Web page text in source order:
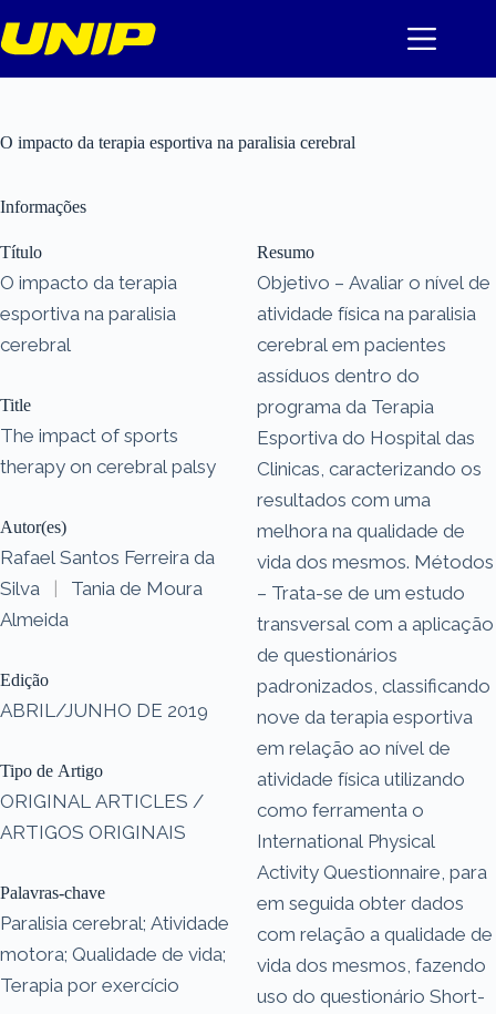
para
o
O impacto da terapia esportiva na paralisia cerebral
Informações
Título
O impacto da terapia
esportiva na paralisia
cerebral
Title
The impact of sports
therapy on cerebral palsy
Autor(es)
Rafael Santos Ferreira da
Silva
|
Tania de Moura
Almeida
Edição
ABRIL/JUNHO DE 2019
Tipo de Artigo
ORIGINAL ARTICLES /
ARTIGOS ORIGINAIS
Palavras-chave
Paralisia cerebral; Atividade
motora; Qualidade de vida;
Terapia por exercício
Resumo
Objetivo – Avaliar o nível de
atividade física na paralisia
cerebral em pacientes
assíduos dentro do
programa da Terapia
Esportiva do Hospital das
Clinicas, caracterizando os
resultados com uma
melhora na qualidade de
vida dos mesmos. Métodos
– Trata-se de um estudo
transversal com a aplicação
de questionários
padronizados, classificando
nove da terapia esportiva
em relação ao nível de
atividade física utilizando
como ferramenta o
International Physical
Activity Questionnaire, para
em seguida obter dados
com relação a qualidade de
vida dos mesmos, fazendo
uso do questionário Short-